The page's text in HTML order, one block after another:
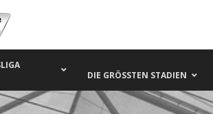
DIE GRÖSSTEN STADIEN